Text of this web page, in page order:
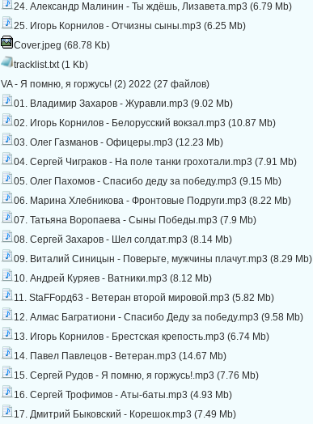
24. Александр Малинин - Ты ждёшь, Лизавета.mp3 (6.79 Mb)
25. Игорь Корнилов - Отчизны сыны.mp3 (6.25 Mb)
Cover.jpeg (68.78 Kb)
tracklist.txt (1 Kb)
VA - Я помню, я горжусь! (2) 2022 (27 файлов)
01. Владимир Захаров - Журавли.mp3 (9.02 Mb)
02. Игорь Корнилов - Белорусский вокзал.mp3 (10.87 Mb)
03. Олег Газманов - Офицеры.mp3 (12.23 Mb)
04. Сергей Чиграков - На поле танки грохотали.mp3 (7.91 Mb)
05. Олег Пахомов - Спасибо деду за победу.mp3 (9.15 Mb)
06. Марина Хлебникова - Фронтовые Подруги.mp3 (8.22 Mb)
07. Татьяна Воропаева - Сыны Победы.mp3 (7.9 Mb)
08. Сергей Захаров - Шел солдат.mp3 (8.14 Mb)
09. Виталий Синицын - Поверьте, мужчины плачут.mp3 (8.29 Mb)
10. Андрей Куряев - Ватники.mp3 (8.12 Mb)
11. StaFFорд63 - Ветеран второй мировой.mp3 (5.82 Mb)
12. Алмас Багратиони - Спасибо Деду за победу.mp3 (9.58 Mb)
13. Игорь Корнилов - Брестская крепость.mp3 (6.74 Mb)
14. Павел Павлецов - Ветеран.mp3 (14.67 Mb)
15. Сергей Рудов - Я помню, я горжусь!.mp3 (7.76 Mb)
16. Сергей Трофимов - Аты-баты.mp3 (4.93 Mb)
17. Дмитрий Быковский - Корешок.mp3 (7.49 Mb)